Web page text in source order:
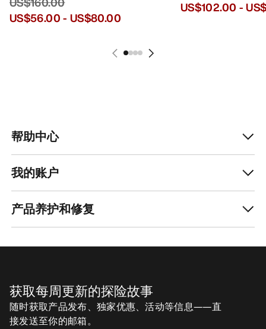
US$56.00- US$80.00
US$102.00 -
帮助中心
我的账户
产品养护和修复
获取每周更新的探险故事
随时获取产品发布、独家优惠、活动等信息——直
接发送至你的邮箱。